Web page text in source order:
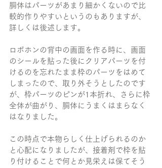
胴体はパーツがあまり細かくないので比
較的作りやすいというのもありますが、
詳しくは後述します。
ロボホンの背中の画面を作る時に、画面
のシールを貼った後にクリアパーツを付
けるのを忘れたまま枠のパーツをはめて
しまったので、取り外そうとしたのです
が、枠パーツのピンが1本折れ、さらに枠
全体が曲がり、胴体にうまくはまらなく
はなりました。
この時点で本物らしく仕上げられるのか
と心配になりましたが、接着剤で枠を貼
り付けることで何とか見栄えは保てそう